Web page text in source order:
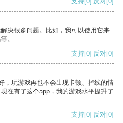
决很多问题。比如，我可以使用它来
。
支持[0] 反对[0]
，玩游戏再也不会出现卡顿、掉线的情
在有了这个app，我的游戏水平提升了
支持[0] 反对[0]